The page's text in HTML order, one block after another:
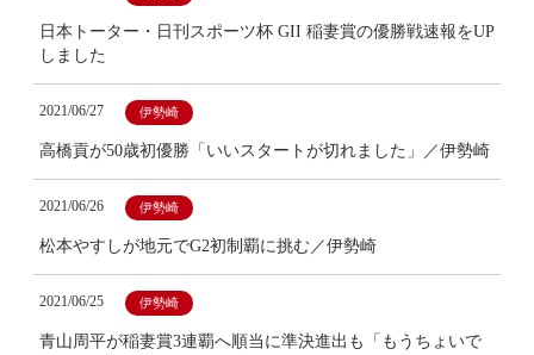
日本トーター・日刊スポーツ杯 GII 稲妻賞の優勝戦速報をUP
しました
2021/06/27 伊勢崎
高橋貢が50歳初優勝「いいスタートが切れました」／伊勢崎
2021/06/26 伊勢崎
松本やすしが地元でG2初制覇に挑む／伊勢崎
2021/06/25 伊勢崎
青山周平が稲妻賞3連覇へ順当に準決進出も「もうちょいで